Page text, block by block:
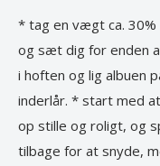
* tag en vægt ca.
og sæt dig for enden
i hoften og lig albuen
inderlår. * start med
op stille og roligt, og
tilbage for at snyde,